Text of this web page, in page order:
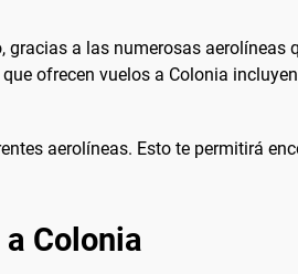
a las numerosas aerolíneas
ofrecen vuelos a Colonia
aerolíneas. Esto te permitirá
Colonia